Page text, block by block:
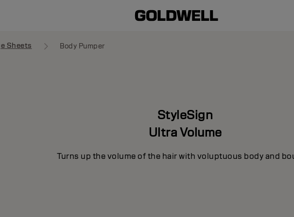
Sheets Body Pumper
StyleSign
Ultra Volume
Turns up the volume of the hair with voluptuous body and